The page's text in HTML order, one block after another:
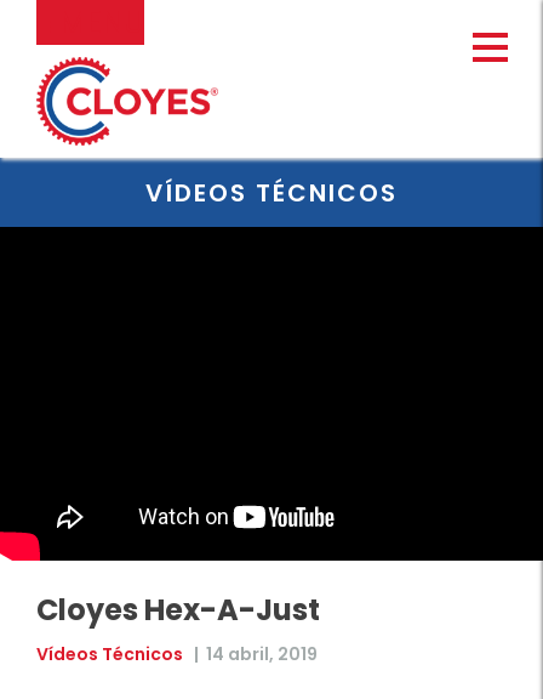
contenido
VÍDEOS TÉCNICOS
Cloyes Hex-A-Just
Vídeos Técnicos | 14 abril, 2019